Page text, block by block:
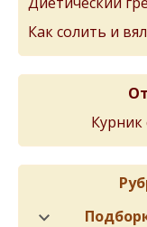
Как солить и